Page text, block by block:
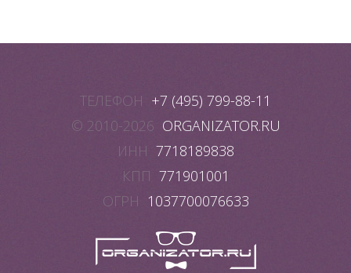
ТЕЛЕФОН +7 (495) 799-88-11
© 2010-2026 ORGANIZATOR.RU
ИНН 7718189838
КПП 771901001
ОГРН 1037700076633